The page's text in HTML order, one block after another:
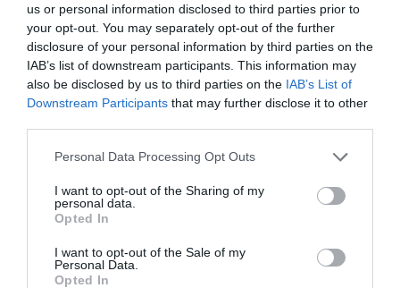
us or personal information disclosed to third parties prior to
your opt-out. You may separately opt-out of the further
disclosure of your personal information by third parties on the
IAB’s list of downstream participants. This information may
also be disclosed by us to third parties on the IAB’s List of
Downstream Participants that may further disclose it to other
Personal Data Processing Opt Outs
I want to opt-out of the Sharing of my
personal data.
Opted In
I want to opt-out of the Sale of my
Personal Data.
Opted In
presupuşilor agresori.
Sentinţa: Judecătorul pentru cercetări preliminare a
decis, în primă instanţă, că cei trei sunt nevinovaţi.
La baza deciziei ar fi, în primul rând, divergenţa dintre
a anunţat că va recurge la apel, la fel şi procurorul
general.